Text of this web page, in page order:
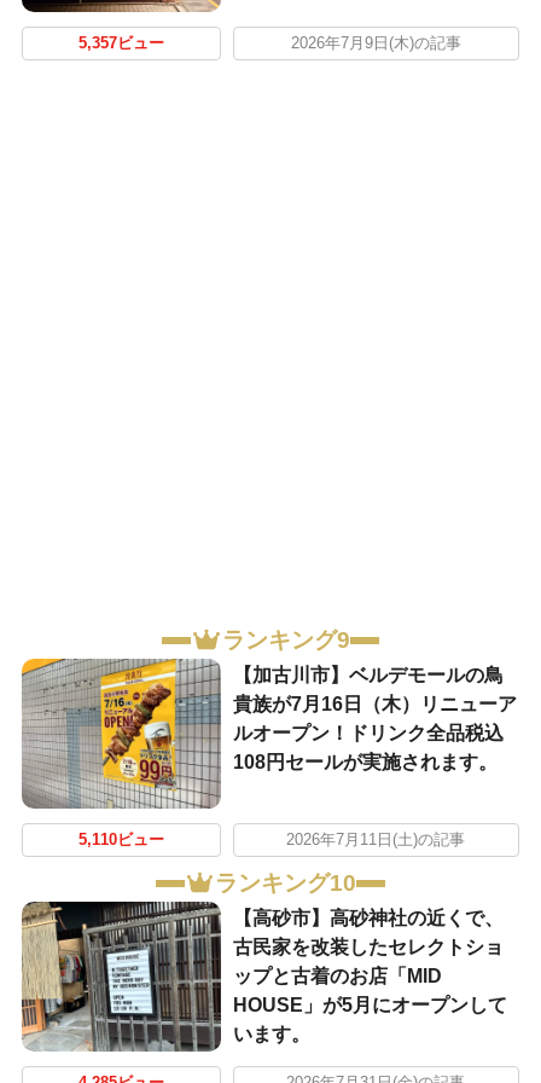
5,357ビュー 2026年7月9日(木)の記事
ランキング9
【加古川市】ベルデモールの鳥
貴族が7月16日（木）リニューア
ルオープン！ドリンク全品税込
108円セールが実施されます。
5,110ビュー 2026年7月11日(土)の記事
ランキング10
【高砂市】高砂神社の近くで、
古民家を改装したセレクトショ
ップと古着のお店「MID
HOUSE」が5月にオープンして
います。